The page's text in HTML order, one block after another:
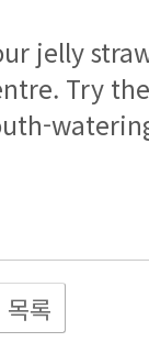
목록